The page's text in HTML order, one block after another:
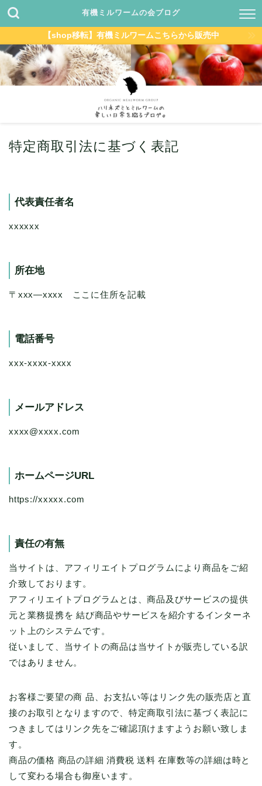
有機ミルワームの会ブログ
【shop移転】有機ミルワームこちらから販売中
特定商取引法に基づく表記
代表責任者名
xxxxxx
所在地
〒xxx―xxxx ここに住所を記載
電話番号
xxx-xxxx-xxxx
メールアドレス
xxxx@xxxx.com
ホームページURL
https://xxxxx.com
責任の有無
当サイトは、アフィリエイトプログラムにより商品をご紹
介致しております。
アフィリエイトプログラムとは、商品及びサービスの提供
元と業務提携を 結び商品やサービスを紹介するインターネ
ット上のシステムです。
従いまして、当サイトの商品は当サイトが販売している訳
ではありません。
お客様ご要望の商 品、お支払い等はリンク先の販売店と直
接のお取引となりますので、特定商取引法に基づく表記に
つきましてはリンク先をご確認頂けますようお願い致しま
す。
商品の価格 商品の詳細 消費税 送料 在庫数等の詳細は時と
して変わる場合も御座います。